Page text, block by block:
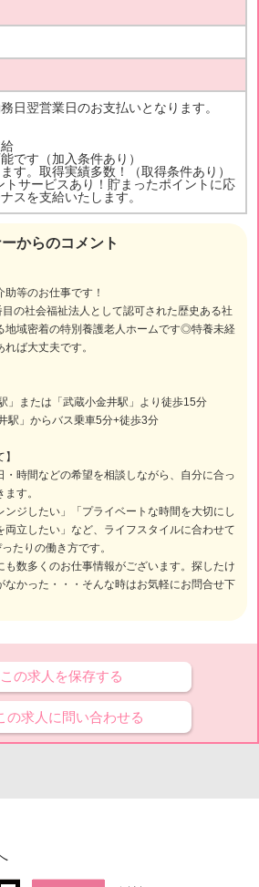
からのコメント
等のお仕事です！
の社会福祉法人として認可された歴史ある社
地域密着の特別養護老人ホームです◎特養未経
ば大丈夫です。
」または「武蔵小金井駅」より徒歩15分
駅」からバス乗車5分+徒歩3分
時間などの希望を相談しながら、自分に合っ
す。
ジしたい」「プライベートな時間を大切にし
両立したい」など、ライフスタイルに合わせて
たりの働き方です。
数多くのお仕事情報がございます。探したけ
なかった・・・そんな時はお気軽にお問合せ下
日翌営業日のお支払いとなります。
です（加入条件あり）
す。取得実績多数！（取得条件あり）
トサービスあり！貯まったポイントに応
スを支給いたします。
の求人を保存する
の求人に問い合わせる